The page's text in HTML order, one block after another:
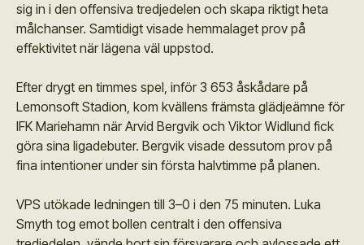
sig in i den offensiva tredjedelen och skapa riktigt heta
målchanser. Samtidigt visade hemmalaget prov på
effektivitet när lägena väl uppstod.
Efter drygt en timmes spel, inför 3 653 åskådare på
Lemonsoft Stadion, kom kvällens främsta glädjeämne för
IFK Mariehamn när Arvid Bergvik och Viktor Widlund fick
göra sina ligadebuter. Bergvik visade dessutom prov på
fina intentioner under sin första halvtimme på planen.
VPS utökade ledningen till 3–0 i den 75 minuten. Luka
Smyth tog emot bollen centralt i den offensiva